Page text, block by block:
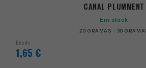
CANAL PLUMMENT
Em stock
20 GRAMAS · 30
Desde
1,65 €